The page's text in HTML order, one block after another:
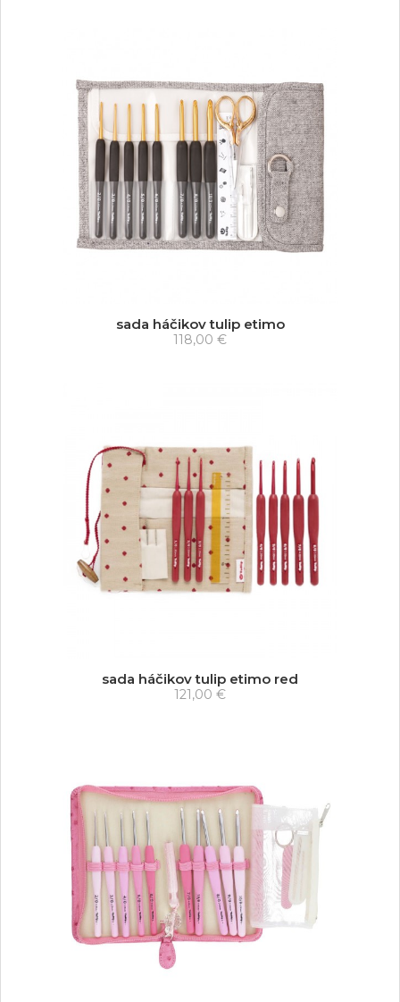
sada háčikov tulip etimo
118,00 €
sada háčikov tulip etimo red
121,00 €